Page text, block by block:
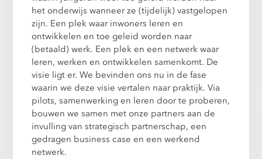
het onderwijs wanneer ze (tijdelijk) vastgelopen
zijn. Een plek waar inwoners leren en
ontwikkelen en toe geleid worden naar
(betaald) werk. Een plek en een netwerk waar
leren, werken en ontwikkelen samenkomt. De
visie ligt er. We bevinden ons nu in de fase
waarin we deze visie vertalen naar praktijk. Via
pilots, samenwerking en leren door te proberen,
bouwen we samen met onze partners aan de
invulling van strategisch partnerschap, een
gedragen business case en een werkend
netwerk.